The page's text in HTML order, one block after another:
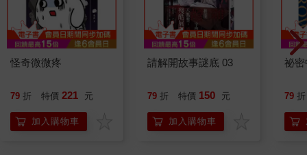
怪奇微微疼
79 折 特價 221 元
加入購物車
請解開故事謎底 03
79 折 特價 150 元
加入購物車
祕
79 折